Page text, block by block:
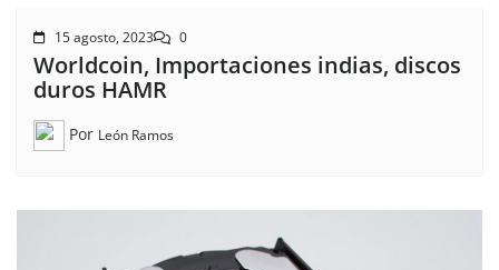
15 agosto, 2023 0
Worldcoin, Importaciones indias, discos
duros HAMR
Por León Ramos